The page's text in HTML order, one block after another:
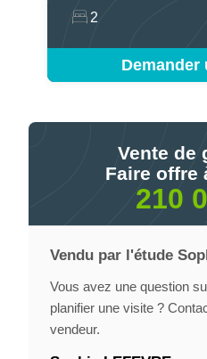
2
Demander
Vente de
Faire offre
210
Vendu par l'étude
Vous avez une question
planifier une visite ?
vendeur.